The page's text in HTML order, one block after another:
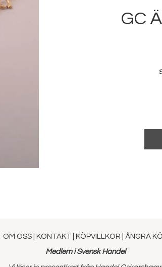
GC
OM OSS KONTAKT KÖPVILLKOR
ÅNGRA
Medlem i Svensk Handel